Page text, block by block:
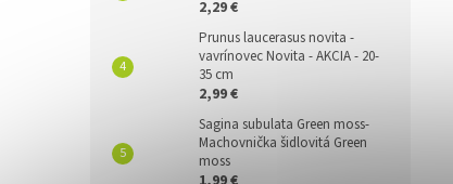
2,29 €
Prunus laucerasus novita -
vavrínovec Novita - AKCIA - 20-
35 cm
2,99 €
Sagina subulata Green moss-
Machovnička šidlovitá Green
moss